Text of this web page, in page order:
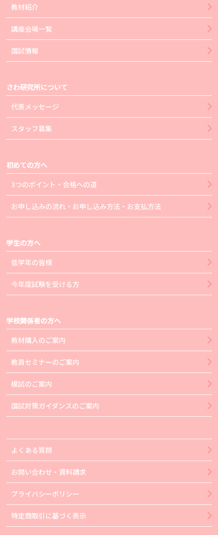
教材紹介
講座会場一覧
国試情報
さわ研究所について
代表メッセージ
スタッフ募集
初めての方へ
3つのポイント・合格への道
お申し込みの流れ・お申し込み方法・お支払方法
学生の方へ
低学年の皆様
今年度試験を受ける方
学校関係者の方へ
教材購入のご案内
教員セミナーのご案内
模試のご案内
国試対策ガイダンスのご案内
よくある質問
お問い合わせ・資料請求
プライバシーポリシー
特定商取引に基づく表示